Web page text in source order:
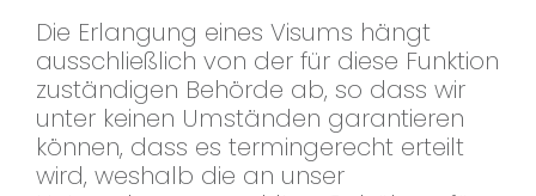
Die Erlangung eines Visums hängt
ausschließlich von der für diese Funktion
zuständigen Behörde ab, so dass wir
unter keinen Umständen garantieren
können, dass es termingerecht erteilt
wird, weshalb die an unser